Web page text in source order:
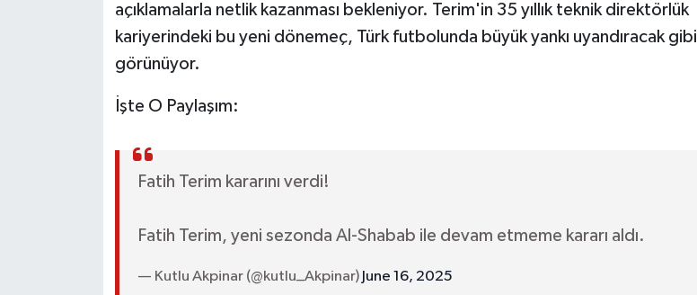
açıklamalarla netlik kazanması bekleniyor. Terim'in 35 yıllık teknik direktörlük
kariyerindeki bu yeni dönemeç, Türk futbolunda büyük yankı uyandıracak gibi
görünüyor.
İşte O Paylaşım:
Fatih Terim kararını verdi!
Fatih Terim, yeni sezonda Al-Shabab ile devam etmeme kararı aldı.
— Kutlu Akpinar (@kutlu_Akpinar) June 16, 2025